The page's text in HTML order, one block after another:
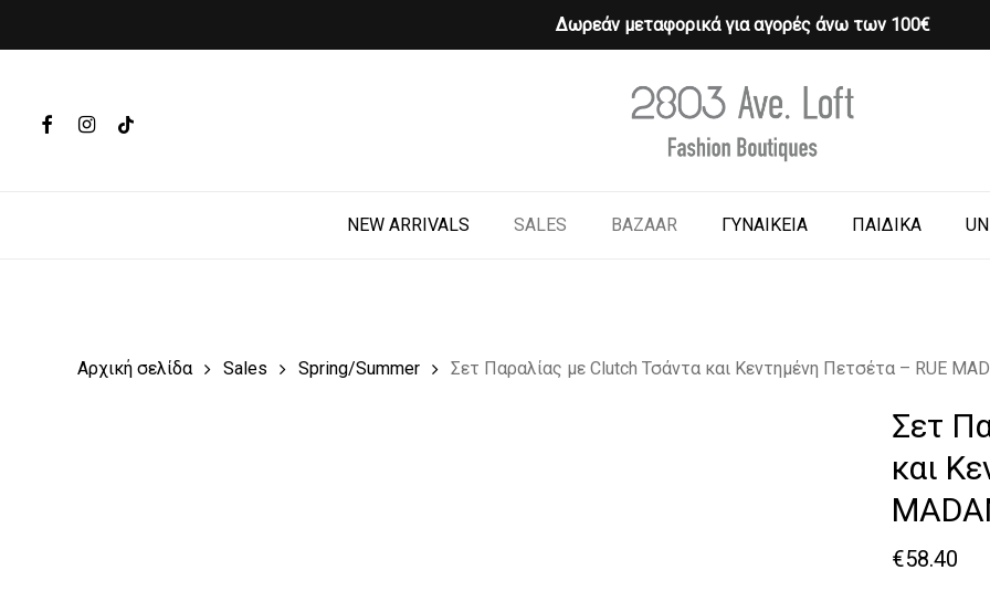
Δωρεάν μεταφορικά για αγορές άνω των 100€
Hit enter to search or ESC to close
FACEBOOKINSTAGRAM
TIKTOK
NEW ARRIVALS SALES BAZAAR ΓΥΝΑΙΚΕΙΑ ΠΑΙΔΙΚΑ
Cart
Αρχική σελίδα Sales Spring/Summer Σετ Παραλίας με Clutch Τσάντα και Κεντημένη Πετσέτα – RUE
Σετ
και
€58.40